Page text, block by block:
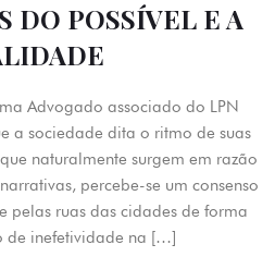
DO POSSÍVEL E A
Advogado associado do LPN
a sociedade dita o ritmo de suas
naturalmente surgem em razão
percebe-se um consenso
pelas ruas das cidades de forma
de inefetividade na […]